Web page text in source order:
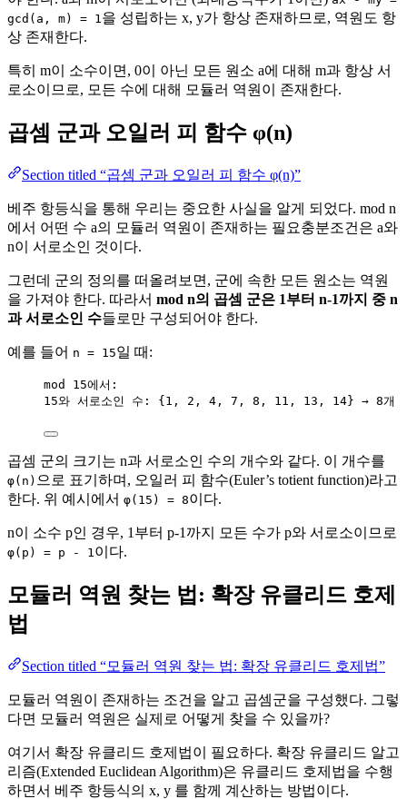
gcd(a, m) = 1을 성립하는 x, y가 항상 존재하므로, 역원도 항
상 존재한다.
특히 m이 소수이면, 0이 아닌 모든 원소 a에 대해 m과 항상 서
로소이므로, 모든 수에 대해 모듈러 역원이 존재한다.
곱셈 군과 오일러 피 함수 φ(n)
Section titled “곱셈 군과 오일러 피 함수 φ(n)”
베주 항등식을 통해 우리는 중요한 사실을 알게 되었다. mod n
에서 어떤 수 a의 모듈러 역원이 존재하는 필요충분조건은 a와
n이 서로소인 것이다.
그런데 군의 정의를 떠올려보면, 군에 속한 모든 원소는 역원
을 가져야 한다. 따라서 mod n의 곱셈 군은 1부터 n-1까지 중 n
과 서로소인 수들로만 구성되어야 한다.
예를 들어 n = 15일 때:
mod 15에서:
15와 서로소인 수: {1, 2, 4, 7, 8, 11, 13, 14} → 8개
곱셈 군의 크기는 n과 서로소인 수의 개수와 같다. 이 개수를
φ(n) 으로 표기하며, 오일러 피 함수(Euler’s totient function)라고
한다. 위 예시에서 φ(15) = 8이다.
n이 소수 p인 경우, 1부터 p-1까지 모든 수가 p와 서로소이므로
φ(p) = p - 1 이다.
모듈러 역원 찾는 법: 확장 유클리드 호제
법
Section titled “모듈러 역원 찾는 법: 확장 유클리드 호제법”
모듈러 역원이 존재하는 조건을 알고 곱셈군을 구성했다. 그렇
다면 모듈러 역원은 실제로 어떻게 찾을 수 있을까?
여기서 확장 유클리드 호제법이 필요하다. 확장 유클리드 알고
리즘(Extended Euclidean Algorithm)은 유클리드 호제법을 수행
하면서 베주 항등식의 x, y 를 함께 계산하는 방법이다.